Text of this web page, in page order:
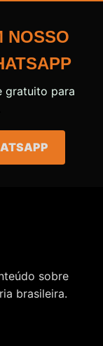
NOSSO
gratuito para
sobre
brasileira.